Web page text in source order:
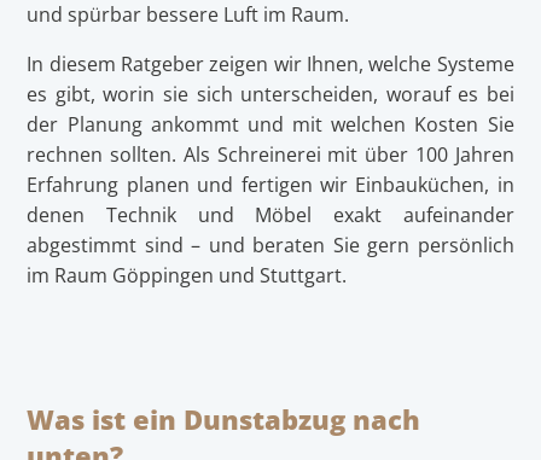
und spürbar bessere Luft im Raum.
In diesem Ratgeber zeigen wir Ihnen, welche Systeme
es gibt, worin sie sich unterscheiden, worauf es bei
der Planung ankommt und mit welchen Kosten Sie
rechnen sollten. Als Schreinerei mit über 100 Jahren
Erfahrung planen und fertigen wir Einbauküchen, in
denen Technik und Möbel exakt aufeinander
abgestimmt sind – und beraten Sie gern persönlich
im Raum Göppingen und Stuttgart.
Was ist ein Dunstabzug nach